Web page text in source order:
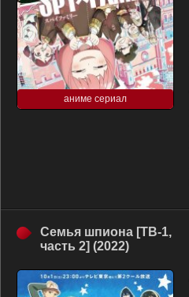
аниме сериал
Семья шпиона [ТВ-1,
часть 2] (2022)